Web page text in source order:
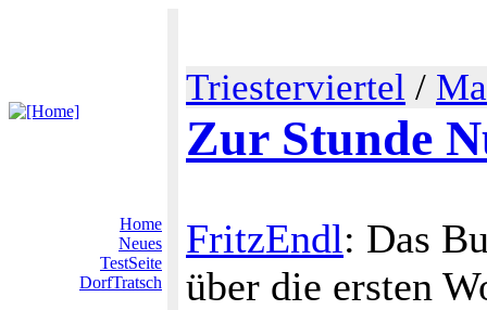
Triesterviertel /
Zur Stunde
Home
Neues
TestSeite
DorfTratsch
FritzEndl: Das
über die ersten